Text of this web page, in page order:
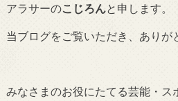
アラサーのこじろんと申します。
当ブログをご覧いただき、ありが
みなさまのお役にたてる芸能・ス